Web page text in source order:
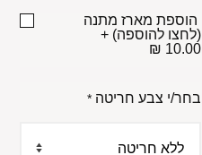
הוספת מארז מתנה
(לחצו להוספה) +
10.00 ₪
בחר/י צבע חריטה *